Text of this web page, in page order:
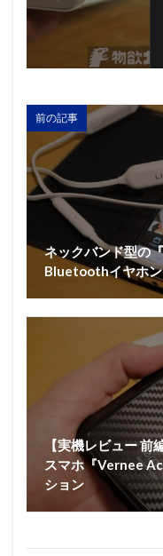
前の記事
ネックバンド型の
Bluetoothイヤホン
【実機レビュー
スマホ『Vernee
ション